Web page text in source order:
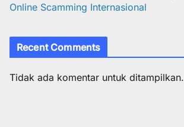
Online Scamming Internasional
Recent Comments
Tidak ada komentar untuk ditampilkan.